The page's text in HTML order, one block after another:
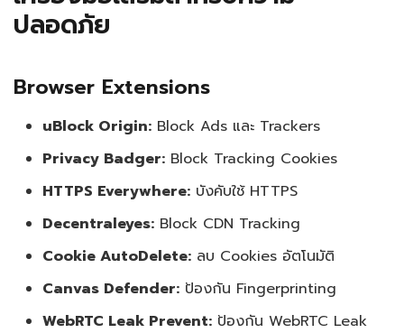
ปลอดภัย
Browser Extensions
uBlock Origin: Block Ads และ Trackers
Privacy Badger: Block Tracking Cookies
HTTPS Everywhere: บังคับใช้ HTTPS
Decentraleyes: Block CDN Tracking
Cookie AutoDelete: ลบ Cookies อัตโนมัติ
Canvas Defender: ป้องกัน Fingerprinting
WebRTC Leak Prevent: ป้องกัน WebRTC Leak